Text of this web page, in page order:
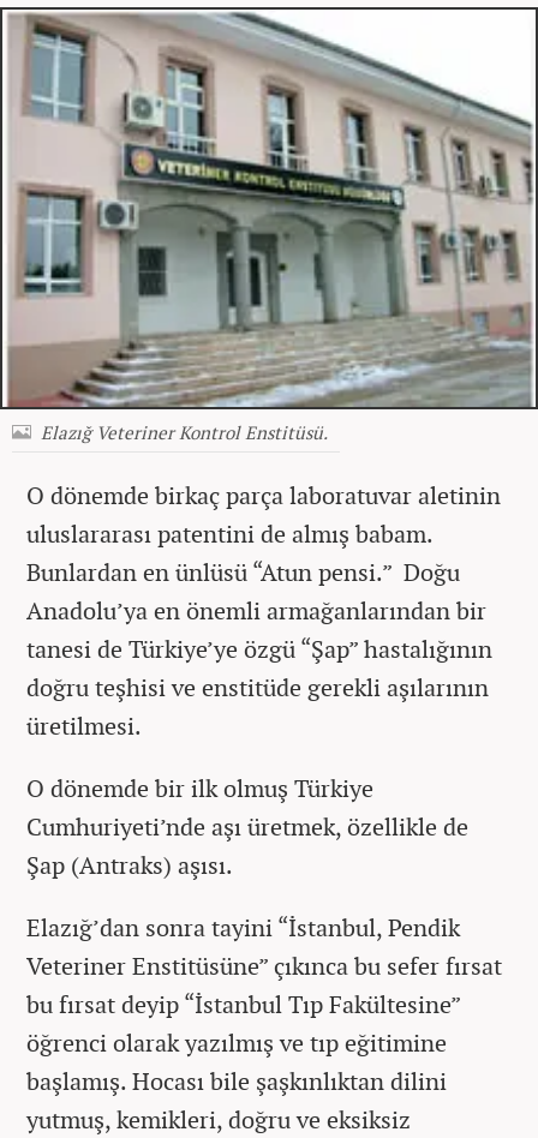
Elazığ Veteriner Kontrol Enstitüsü.
O dönemde birkaç parça laboratuvar aletinin
uluslararası patentini de almış babam.
Bunlardan en ünlüsü “Atun pensi.” Doğu
Anadolu’ya en önemli armağanlarından bir
tanesi de Türkiye’ye özgü “Şap” hastalığının
doğru teşhisi ve enstitüde gerekli aşılarının
üretilmesi.
O dönemde bir ilk olmuş Türkiye
Cumhuriyeti’nde aşı üretmek, özellikle de
Şap (Antraks) aşısı.
Elazığ’dan sonra tayini “İstanbul, Pendik
Veteriner Enstitüsüne” çıkınca bu sefer fırsat
bu fırsat deyip “İstanbul Tıp Fakültesine”
öğrenci olarak yazılmış ve tıp eğitimine
başlamış. Hocası bile şaşkınlıktan dilini
yutmuş, kemikleri, doğru ve eksiksiz